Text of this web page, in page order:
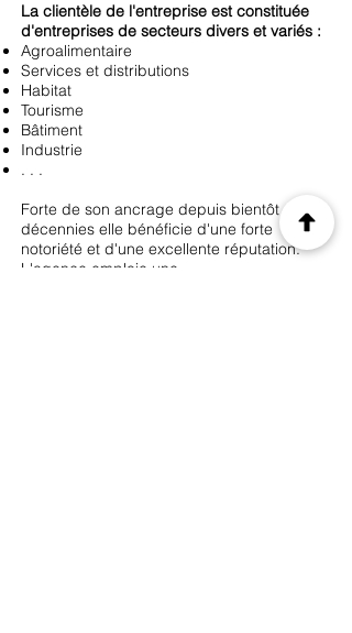
La clientèle de l'entreprise est constituée
d'entreprises de secteurs divers et variés :
Agroalimentaire
Services et distributions
Habitat
Tourisme
Bâtiment
Industrie
. . .
Forte de son ancrage depuis bientôt deux
décennies elle bénéficie d'une forte
notoriété et d'une excellente réputation.
L'agence emploie une